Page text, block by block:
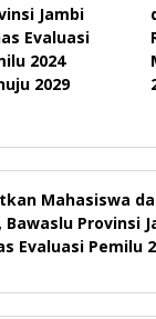
Jambi
Evaluasi
2024
2029
Mahasiswa
Bawaslu Provinsi
Evaluasi Pemilu